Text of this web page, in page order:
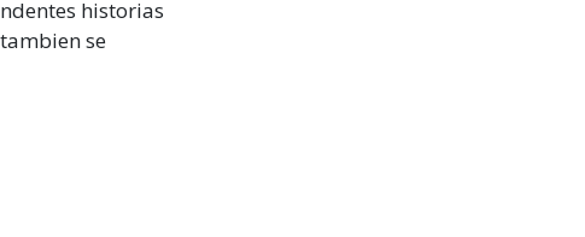
historias
se